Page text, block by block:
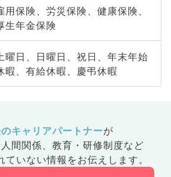
用保険、労災保険、健康保険、
生年金保険
曜日、日曜日、祝日、年末年始
暇、有給休暇、慶弔休暇
キャリアパートナーが
間関係、 教育・研修制度など
ていない情報をお伝えします。